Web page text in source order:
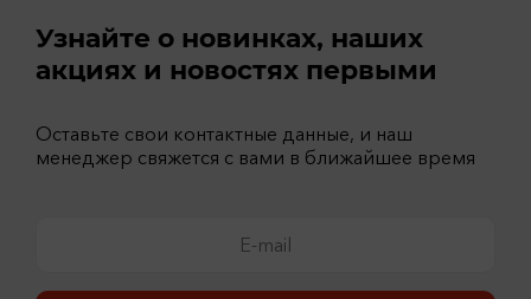
Узнайте о новинках, наших
акциях и новостях первыми
Оставьте свои контактные данные, и наш
менеджер свяжется с вами в ближайшее время